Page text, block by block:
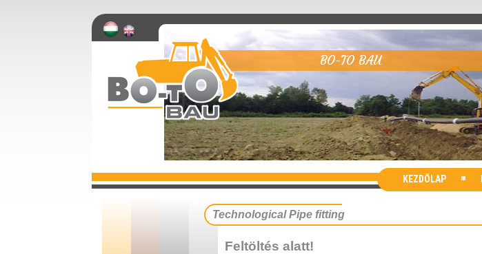
BO-TO BAU
KEZDŐLAP
Technological Pipe fitting
Feltöltés alatt!